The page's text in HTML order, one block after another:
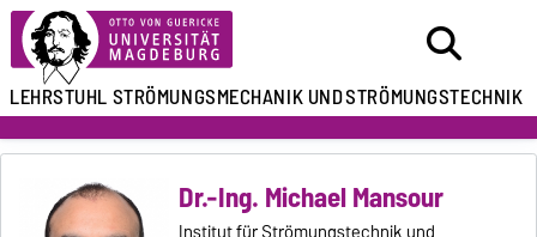
LEHRSTUHLSTRÖMUNGSMECHANIK UNDSTRÖMUNGSTECHNIK
Dr.-Ing. Michael Mansour